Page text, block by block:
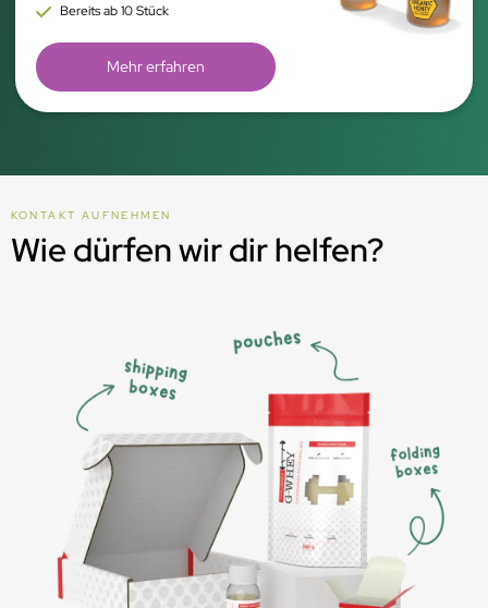
Bereits ab 10 Stück
Mehr erfahren
KONTAKT AUFNEHMEN
Wie dürfen wir dir helfen?